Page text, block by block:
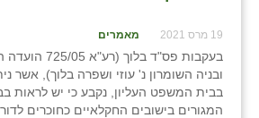
19 מרס 2021 מאמרים
בעקבות פס"ד
בבית המשפט העליון, נקבע כי יש לראות
המגורים בישובים החקלאיים כחוכרים